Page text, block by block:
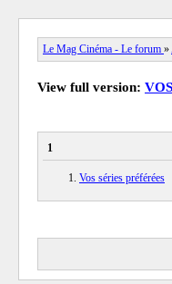
Le Mag Cinéma - Le forum »
View full version:
1
Vos séries préférées